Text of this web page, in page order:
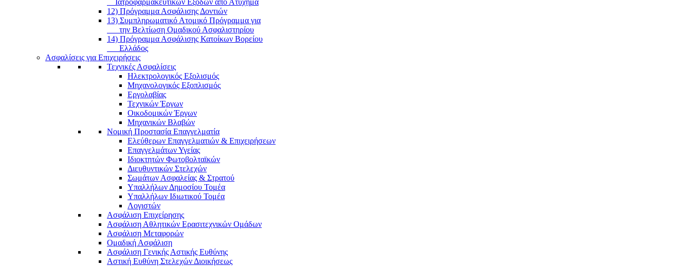
Ιατροφαρμακευτικών Εξόδων από Ατύχημα
12) Πρόγραμμα Ασφάλισης Δοντιών
13) Συμπληρωματικό Ατομικό Πρόγραμμα για
την Βελτίωση Ομαδικού Ασφαλιστηρίου
14) Πρόγραμμα Ασφάλισης Κατοίκων Βορείου
Ελλάδος
Ασφαλίσεις για Επιχειρήσεις
Τεχνικές Ασφαλίσεις
Ηλεκτρολογικός Εξολισμός
Μηχανολογικός Εξοπλισμός
Εργολαβίας
Τεχνικών Έργων
Οικοδομικών Έργων
Μηχανικών Βλαβών
Νομική Προστασία Επαγγελματία
Ελεύθερων Επαγγελματιών & Επιχειρήσεων
Επαγγελμάτων Υγείας
Ιδιοκτητών Φωτοβολταϊκών
Διευθυντικών Στελεχών
Σωμάτων Ασφαλείας & Στρατού
Υπαλλήλων Δημοσίου Τομέα
Υπαλλήλων Ιδιωτικού Τομέα
Λογιστών
Ασφάλιση Επιχείρησης
Ασφάλιση Αθλητικών Ερασιτεχνικών Ομάδων
Ασφάλιση Μεταφορών
Ομαδική Ασφάλιση
Ασφάλιση Γενικής Αστικής Ευθύνης
Αστική Ευθύνη Στελεχών Διοικήσεως